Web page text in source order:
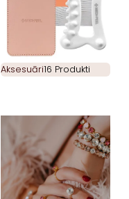
Aksesuāri16 Produkti